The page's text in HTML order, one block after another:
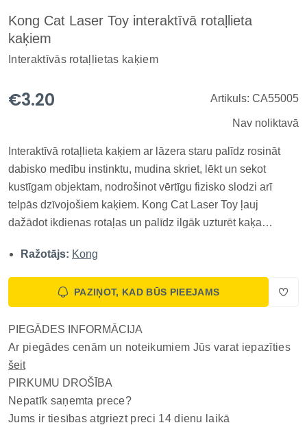
Kong Cat Laser Toy interaktīvā rotaļlieta
kaķiem
Interaktīvās rotaļlietas kaķiem
€3.20 Artikuls: CA55005
Nav noliktavā
Interaktīvā rotaļlieta kaķiem ar lāzera staru palīdz rosināt
dabisko medību instinktu, mudina skriet, lēkt un sekot
kustīgam objektam, nodrošinot vērtīgu fizisko slodzi arī
telpās dzīvojošiem kaķiem. Kong Cat Laser Toy ļauj
dažādot ikdienas rotaļas un palīdz ilgāk uzturēt kaķa
interaktīvas spēles un nodrošina nebeidzamu jautrību.
Norādiet...
Ražotājs: Kong
PAZIŅOT, KAD BŪS PIEEJAMS
PIEGĀDES INFORMĀCIJA
Ar piegādes cenām un noteikumiem Jūs varat iepazīties
šeit
PIRKUMU DROŠĪBA
Nepatīk saņemta prece?
Jums ir tiesības atgriezt preci 14 dienu laikā